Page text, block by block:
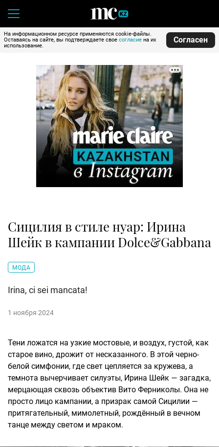
На информационном ресурсе применяются cookie-файлы.
Оставаясь на сайте, вы подтверждаете свое согласие на их
использование.
Согласен
Сицилия в стиле нуар: Ирина
Шейк в кампании Dolce&Gabbana
МОДА
Irina, ci sei mancata!
1 ноября 2024
Тени ложатся на узкие мостовые, и воздух, густой, как
старое вино, дрожит от несказанного. В этой черно-
белой симфонии, где свет цепляется за кружева, а
темнота вычерчивает силуэты, Ирина Шейк — загадка,
мерцающая сквозь объектив Вито Ферниколы. Она не
просто лицо кампании, а призрак самой Сицилии —
притягательный, мимолетный, рождённый в вечном
танце между светом и мраком.